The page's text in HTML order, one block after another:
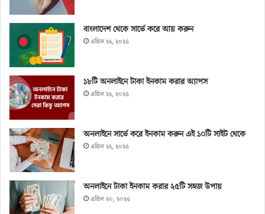
বাংলাদেশ থেকে সার্ভে করে আয় করুন
এপ্রিল ২২, ২০২৫
১৮টি অনলাইনে টাকা ইনকাম করার অ্যাপস
এপ্রিল ২২, ২০২৫
অনলাইনে সার্ভে করে ইনকাম করুন এই ১০টি সাইট থেকে
এপ্রিল ২২, ২০২৫
অনলাইনে টাকা ইনকাম করার ২৫টি সহজ উপায়
এপ্রিল ২০, ২০২৫